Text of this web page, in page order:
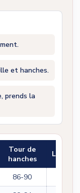
et hanches.
prends la
Tour de
hanches
86-90